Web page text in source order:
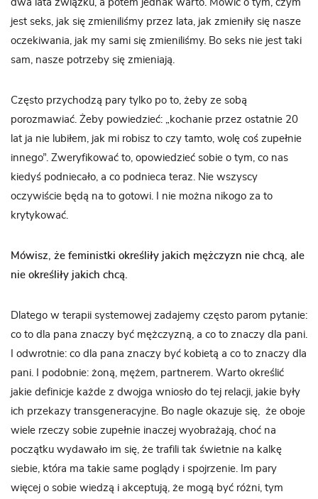
dwa lata związku, a potem jednak warto. Mówić o tym, czym
jest seks, jak się zmieniliśmy przez lata, jak zmieniły się nasze
oczekiwania, jak my sami się zmieniliśmy. Bo seks nie jest taki
sam, nasze potrzeby się zmieniają.
Często przychodzą pary tylko po to, żeby ze sobą
porozmawiać. Żeby powiedzieć: „kochanie przez ostatnie 20
lat ja nie lubiłem, jak mi robisz to czy tamto, wolę coś zupełnie
innego”. Zweryfikować to, opowiedzieć sobie o tym, co nas
kiedyś podniecało, a co podnieca teraz. Nie wszyscy
oczywiście będą na to gotowi. I nie można nikogo za to
krytykować.
Mówisz, że feministki określiły jakich mężczyzn nie chcą, ale
nie określiły jakich chcą.
Dlatego w terapii systemowej zadajemy często parom pytanie:
co to dla pana znaczy być mężczyzną, a co to znaczy dla pani.
I odwrotnie: co dla pana znaczy być kobietą a co to znaczy dla
pani. I podobnie: żoną, mężem, partnerem. Warto określić
jakie definicje każde z dwojga wniosło do tej relacji, jakie były
ich przekazy transgeneracyjne. Bo nagle okazuje się, że oboje
wiele rzeczy sobie zupełnie inaczej wyobrażają, choć na
początku wydawało im się, że trafili tak świetnie na kalkę
siebie, która ma takie same poglądy i spojrzenie. Im pary
więcej o sobie wiedzą i akceptują, że mogą być różni, tym